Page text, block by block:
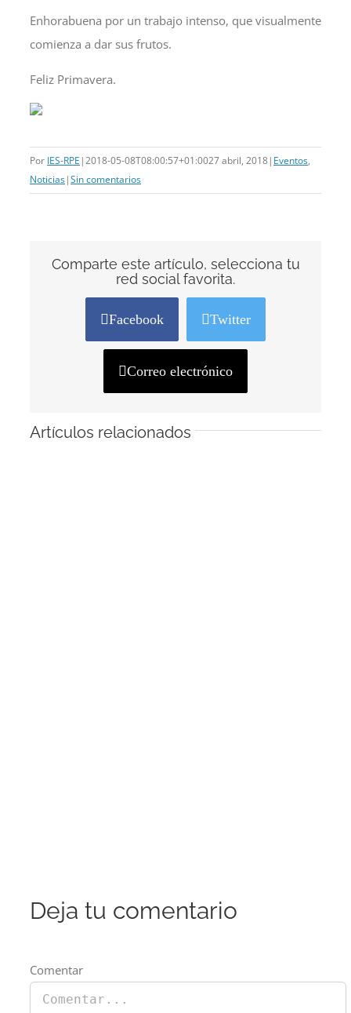
Enhorabuena por un trabajo intenso, que visualmente
comienza a dar sus frutos.
Feliz Primavera​.
Por IES-RPE |2018-05-08T08:00:57+01:0027 abril, 2018| Eventos,
Noticias|Sin comentarios
Comparte este artículo, selecciona tu
red social favorita.
Facebook Twitter
Correo electrónico
Artículos relacionados
Deja tu comentario
Comentar